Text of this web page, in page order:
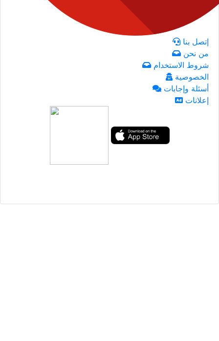
إتصل بنا
من نحن
شروط الاستخدام
الخصوصية
أسئلة وإجابات
إعلانات